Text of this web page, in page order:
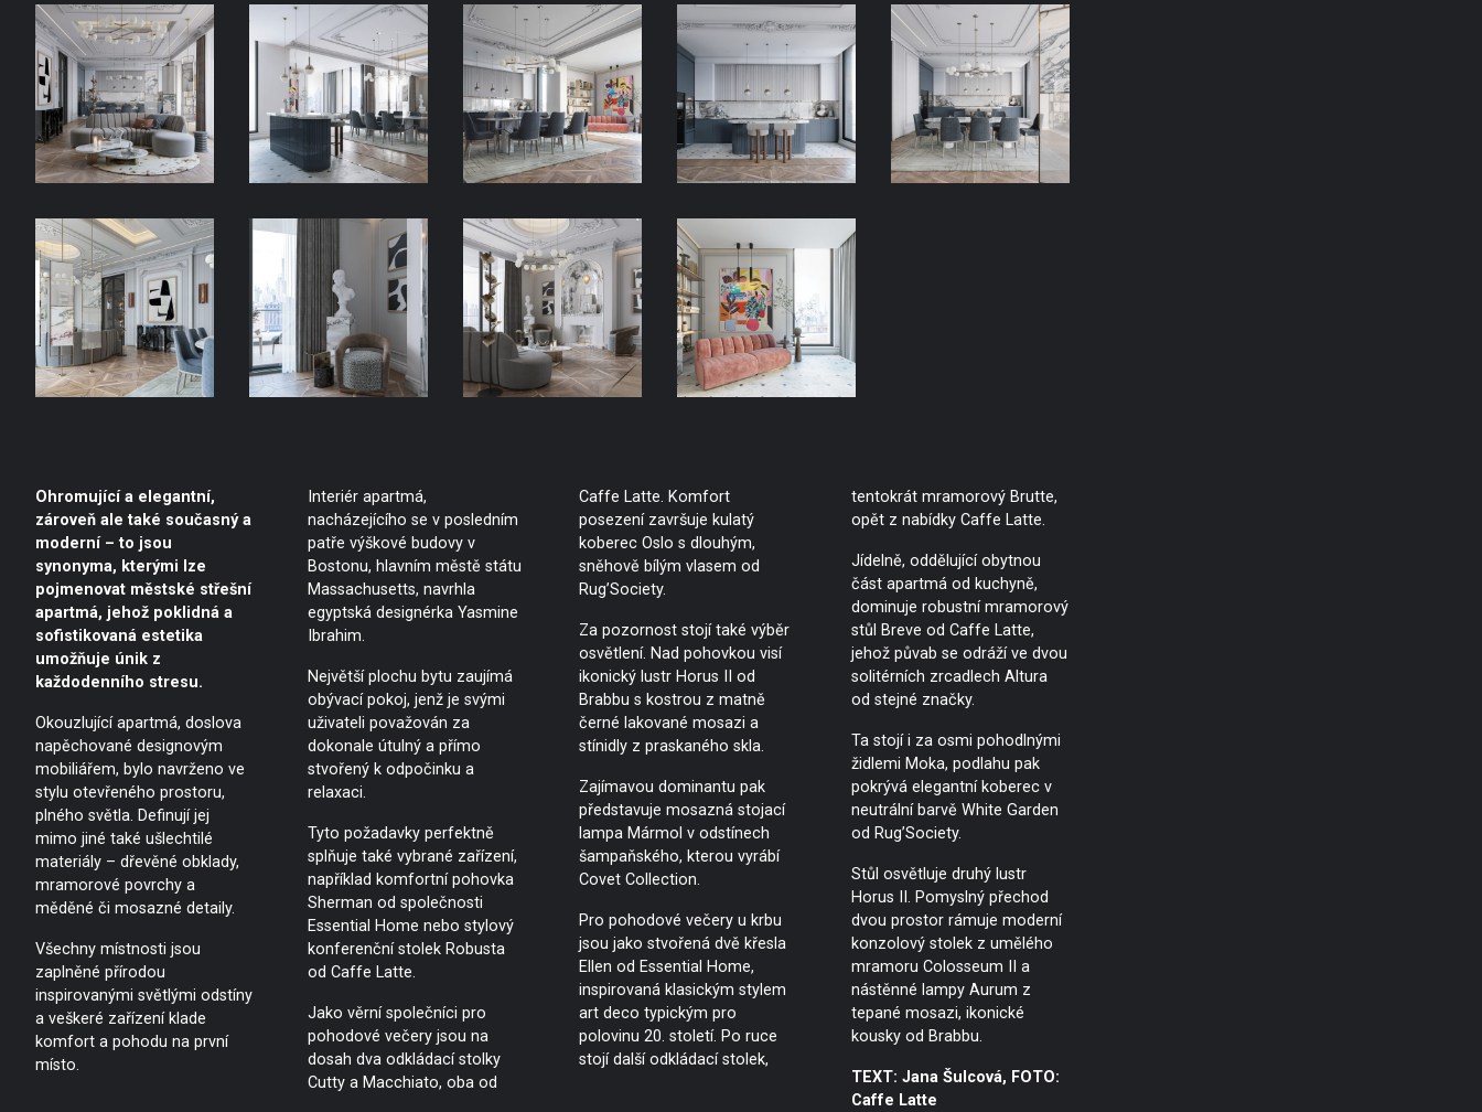
Ohromující a elegantní,
zároveň ale také současný a
moderní – to jsou
synonyma, kterými lze
pojmenovat městské střešní
apartmá, jehož poklidná a
sofistikovaná estetika
umožňuje únik z
každodenního stresu.
Okouzlující apartmá, doslova
napěchované designovým
mobiliářem, bylo navrženo ve
stylu otevřeného prostoru,
plného světla. Definují jej
mimo jiné také ušlechtilé
materiály – dřevěné obklady,
mramorové povrchy a
měděné či mosazné detaily.
Všechny místnosti jsou
zaplněné přírodou
inspirovanými světlými odstíny
a veškeré zařízení klade
komfort a pohodu na první
místo.
Interiér apartmá,
nacházejícího se v posledním
patře výškové budovy v
Bostonu, hlavním městě státu
Massachusetts, navrhla
egyptská designérka Yasmine
Ibrahim.
Největší plochu bytu zaujímá
obývací pokoj, jenž je svými
uživateli považován za
dokonale útulný a přímo
stvořený k odpočinku a
relaxaci.
Tyto požadavky perfektně
splňuje také vybrané zařízení,
například komfortní pohovka
Sherman od společnosti
Essential Home nebo stylový
konferenční stolek Robusta
od Caffe Latte.
Jako věrní společníci pro
pohodové večery jsou na
dosah dva odkládací stolky
Cutty a Macchiato, oba od
Caffe Latte. Komfort
posezení završuje kulatý
koberec Oslo s dlouhým,
sněhově bílým vlasem od
Rug’Society.
Za pozornost stojí také výběr
osvětlení. Nad pohovkou visí
ikonický lustr Horus II od
Brabbu s kostrou z matně
černé lakované mosazi a
stínidly z praskaného skla.
Zajímavou dominantu pak
představuje mosazná stojací
lampa Mármol v odstínech
šampaňského, kterou vyrábí
Covet Collection.
Pro pohodové večery u krbu
jsou jako stvořená dvě křesla
Ellen od Essential Home,
inspirovaná klasickým stylem
art deco typickým pro
polovinu 20. století. Po ruce
stojí další odkládací stolek,
tentokrát mramorový Brutte,
opět z nabídky Caffe Latte.
Jídelně, oddělující obytnou
část apartmá od kuchyně,
dominuje robustní mramorový
stůl Breve od Caffe Latte,
jehož půvab se odráží ve dvou
solitérních zrcadlech Altura
od stejné značky.
Ta stojí i za osmi pohodlnými
židlemi Moka, podlahu pak
pokrývá elegantní koberec v
neutrální barvě White Garden
od Rug’Society.
Stůl osvětluje druhý lustr
Horus II. Pomyslný přechod
dvou prostor rámuje moderní
konzolový stolek z umělého
mramoru Colosseum II a
nástěnné lampy Aurum z
tepané mosazi, ikonické
kousky od Brabbu.
TEXT: Jana Šulcová, FOTO:
Caffe Latte